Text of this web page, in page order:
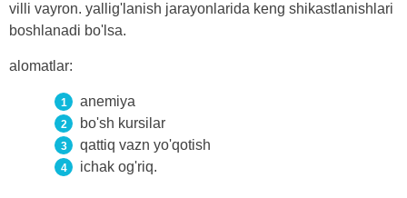
villi vayron. yallig'lanish jarayonlarida keng shikastlanishlari
boshlanadi bo'lsa.
alomatlar:
anemiya
bo'sh kursilar
qattiq vazn yo'qotish
ichak og'riq.